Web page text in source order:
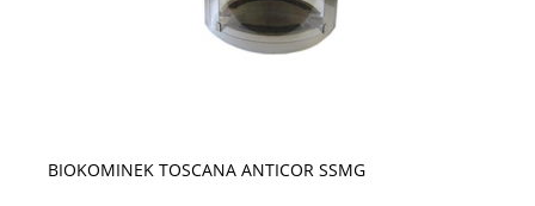
BIOKOMINEK TOSCANA ANTICOR SSMG